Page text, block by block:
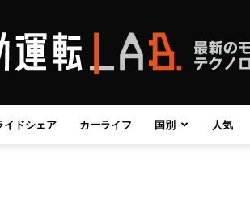
自
イドシェア カーライフ 国別 人気